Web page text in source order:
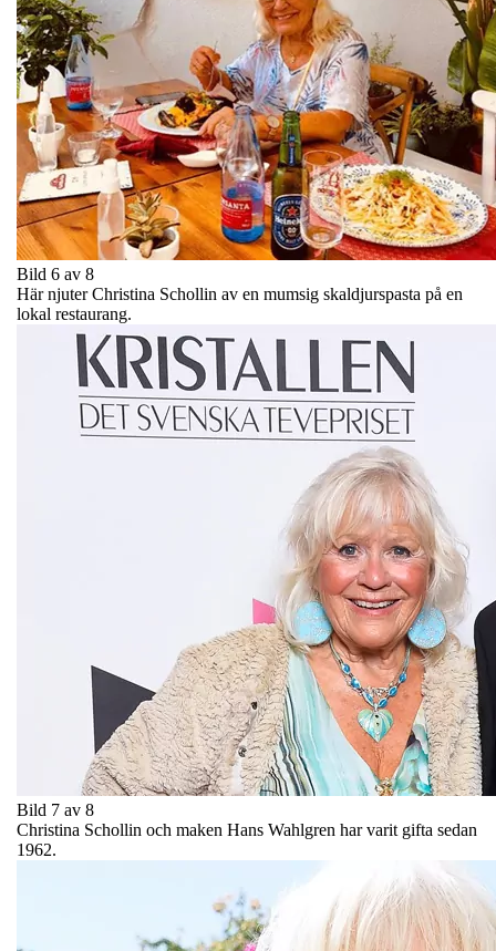
Bild 6 av 8
Här njuter Christina Schollin av en mumsig skaldjurspasta på en
lokal restaurang.
Bild 7 av 8
Christina Schollin och maken Hans Wahlgren har varit gifta sedan
1962.